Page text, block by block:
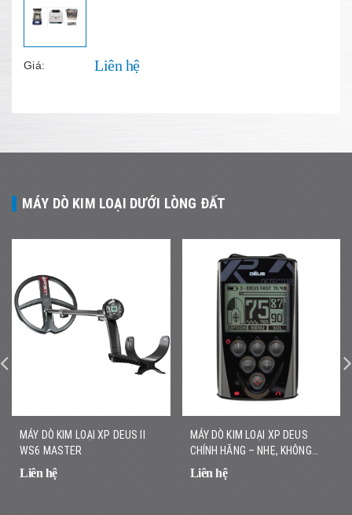
Giá: Liên hệ
MÁY DÒ KIM LOẠI DƯỚI LÒNG ĐẤT
MÁY DÒ KIM LOẠI XP DEUS II
WS6 MASTER
Liên hệ
MÁY DÒ KIM LOẠI XP DEUS
CHÍNH HÃNG – NHẸ, KHÔNG
DÂY, DÒ NHANH CHÍNH XÁC
Liên hệ